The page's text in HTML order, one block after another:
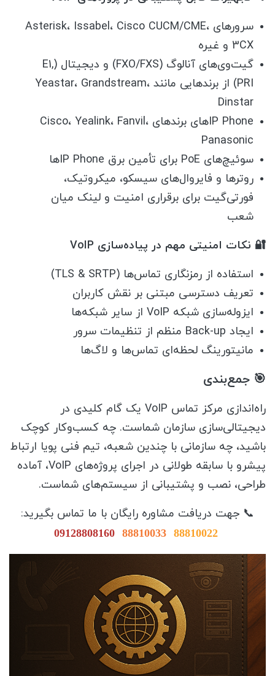
سرورهای Asterisk، Issabel، Cisco CUCM/CME،
3CX و غیره
گیت‌وی‌های آنالوگ (FXO/FXS) و دیجیتال (E1,
PRI) از برندهایی مانند Yeastar، Grandstream،
Dinstar
IP Phone‌های برندهای Cisco، Yealink، Fanvil،
Panasonic
سوئیچ‌های PoE برای تأمین برق IP Phoneها
روترها و فایروال‌های سیسکو، میکروتیک،
فورتی‌گیت برای برقراری امنیت و لینک میان
شعب
🔐 نکات امنیتی مهم در پیاده‌سازی VoIP
استفاده از رمزنگاری تماس‌ها (TLS & SRTP)
تعریف دسترسی مبتنی بر نقش کاربران
ایزوله‌سازی شبکه VoIP از سایر شبکه‌ها
ایجاد Back-up منظم از تنظیمات سرور
مانیتورینگ لحظه‌ای تماس‌ها و لاگ‌ها
🎯 جمع‌بندی
راه‌اندازی مرکز تماس VoIP یک گام کلیدی در
دیجیتالی‌سازی سازمان شماست. چه کسب‌وکار کوچک
باشید، چه سازمانی با چندین شعبه، تیم فنی پویا ارتباط
پیشرو با سابقه طولانی در اجرای پروژه‌های VoIP، آماده
طراحی، نصب و پشتیبانی از سیستم‌های شماست.
📞 جهت دریافت مشاوره رایگان با ما تماس بگیرید:
88810022
88810033
09128808160